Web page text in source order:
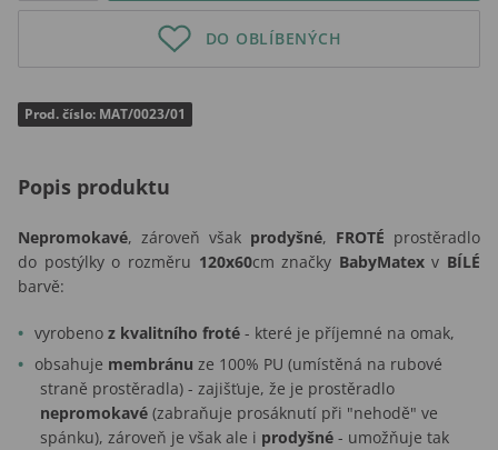
DO OBLÍBENÝCH
Prod. číslo: MAT/0023/01
Popis produktu
Nepromokavé, zároveň však prodyšné, FROTÉ prostěradlo
do postýlky o rozměru 120x60cm značky BabyMatexv BÍLÉ
barvě:
vyrobeno z kvalitního froté - které je příjemné na omak,
obsahuje membránu ze 100% PU (umístěná na rubové
straně prostěradla) - zajišťuje, že je prostěradlo
nepromokavé (zabraňuje prosáknutí při "nehodě" ve
spánku), zároveň je však ale i prodyšné - umožňuje tak